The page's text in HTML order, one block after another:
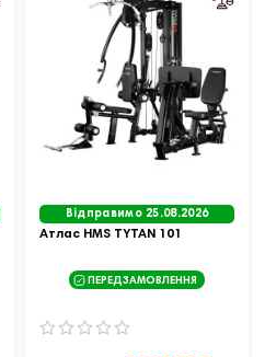
Відправимо 25.08.2026
Атлас HMS TYTAN 101
ПЕРЕДЗАМОВЛЕННЯ